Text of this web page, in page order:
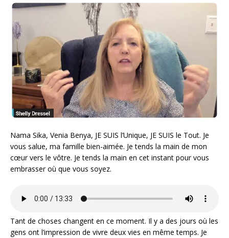
Nama Sika, Venia Benya, JE SUIS l’Unique, JE SUIS le Tout. Je
vous salue, ma famille bien-aimée. Je tends la main de mon
cœur vers le vôtre. Je tends la main en cet instant pour vous
embrasser où que vous soyez.
Tant de choses changent en ce moment. Il y a des jours où les
gens ont l’impression de vivre deux vies en même temps. Je